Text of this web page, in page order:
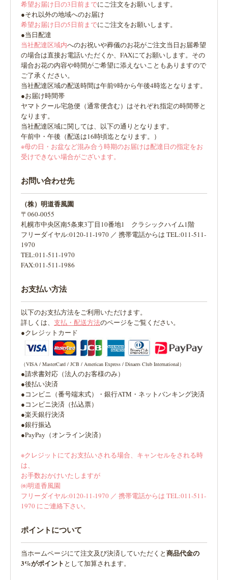
希望お届け日の3日前までにご注文をお願いします。
●それ以外の地域へのお届け
希望お届け日の5日前までにご注文をお願いします。
●当日配達
当社配達区域内へのお祝いや葬儀のお花がご注文当日お届希望
の場合は直接お電話いただくか、FAXにてお願いします。その
場合お花の内容や時間がご希望に添えないこともありますので
ご了承ください。
当社配達区域の配送時間は午前9時から午後4時迄となります。
●お届け時間帯
ヤマトクール宅急便（通常便含む）はそれぞれ指定の時間帯と
なります。
当社配達区域に関しては、以下の通りとなります。
午前中・午後（配送は16時頃迄となります。）
※母の日・お盆など混み合う時期のお届けは配達日の指定をお
受けできない場合がございます。
お問い合わせ先
（株）明道香風園
〒060-0055
札幌市中央区南5条東3丁目10番地1 クラシックハイム1階
フリーダイヤル:0120-11-1970 ／ 携帯電話からは TEL:011-511-
1970
TEL:011-511-1970
FAX:011-511-1986
お支払い方法
以下のお支払方法をご利用いただけます。
詳しくは、 支払・配送方法のページをご覧ください。
●クレジットカード
（VISA / MasterCard / JCB / American Express / Dinaers Club International）
●請求書対応（法人のお客様のみ）
●後払い決済
●コンビニ（番号端末式）・銀行ATM・ネットバンキング決済
●コンビニ決済（払込票）
●楽天銀行決済
●銀行振込
●PayPay（オンライン決済）
※クレジットにてお支払いされる場合、キャンセルをされる時
は、
お手数おかけいたしますが
㈱明道香風園
フリーダイヤル:0120-11-1970 ／ 携帯電話からは TEL:011-511-
1970 にご連絡下さい。
ポイントについて
当ホームページにて注文及び決済していただくと商品代金の
3%がポイント として加算されます。